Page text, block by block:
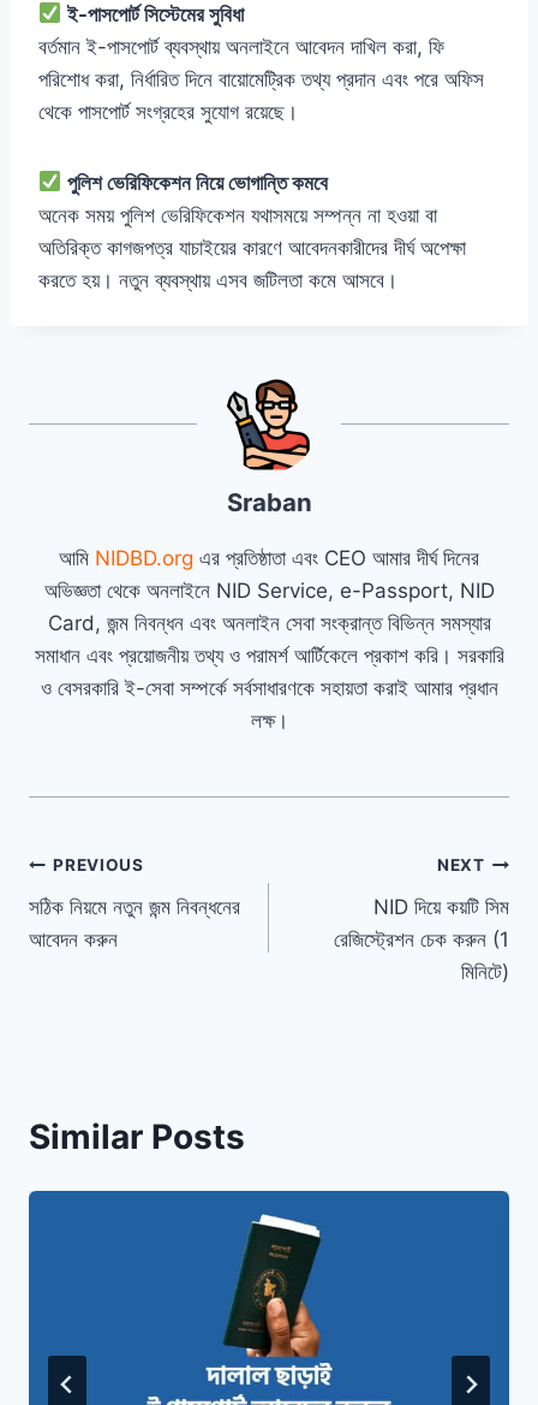
ই-পাসপোর্ট সিস্টেমের সুবিধা
বর্তমান ই-পাসপোর্ট ব্যবস্থায় অনলাইনে আবেদন দাখিল করা, ফি
পরিশোধ করা, নির্ধারিত দিনে বায়োমেট্রিক তথ্য প্রদান এবং পরে অফিস
থেকে পাসপোর্ট সংগ্রহের সুযোগ রয়েছে।
পুলিশ ভেরিফিকেশন নিয়ে ভোগান্তি কমবে
অনেক সময় পুলিশ ভেরিফিকেশন যথাসময়ে সম্পন্ন না হওয়া বা
অতিরিক্ত কাগজপত্র যাচাইয়ের কারণে আবেদনকারীদের দীর্ঘ অপেক্ষা
করতে হয়। নতুন ব্যবস্থায় এসব জটিলতা কমে আসবে।
Sraban
আমি NIDBD.org এর প্রতিষ্ঠাতা এবং CEO আমার দীর্ঘ দিনের
অভিজ্ঞতা থেকে অনলাইনে NID Service, e-Passport, NID
Card, জন্ম নিবন্ধন এবং অনলাইন সেবা সংক্রান্ত বিভিন্ন সমস্যার
সমাধান এবং প্রয়োজনীয় তথ্য ও পরামর্শ আর্টিকেলে প্রকাশ করি। সরকারি
ও বেসরকারি ই-সেবা সম্পর্কে সর্বসাধারণকে সহায়তা করাই আমার প্রধান
লক্ষ।
Post
navigation
PREVIOUS
সঠিক নিয়মে নতুন জন্ম নিবন্ধনের
আবেদন করুন
NEXT
NID দিয়ে কয়টি সিম
রেজিস্ট্রেশন চেক করুন (1
মিনিটে)
Similar Posts